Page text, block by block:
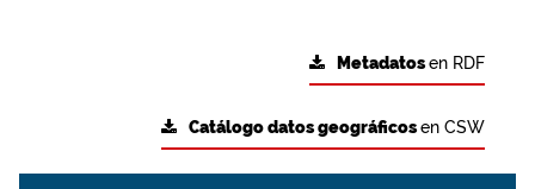
Metadatosen RDF
Catálogo datos geográficosen CSW